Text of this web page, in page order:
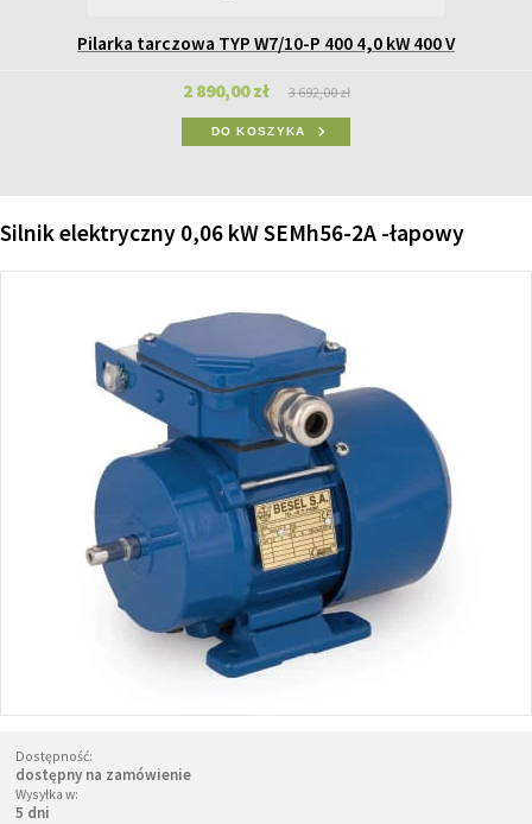
Pilarka tarczowa TYP W7/10-P 400 4,0 kW 400 V
2 890,00 zł 3 692,00 zł
DO KOSZYKA
Silnik elektryczny 0,06 kW SEMh56-2A -łapowy
Dostępność:
dostępny na zamówienie
Wysyłka w:
5 dni